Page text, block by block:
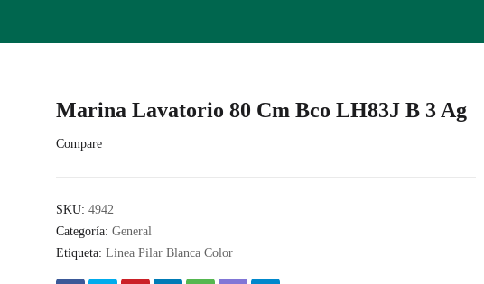
Marina Lavatorio 80 Cm Bco LH83J B 3 Ag
Compare
SKU: 4942
Categoría: General
Etiqueta: Linea Pilar Blanca Color